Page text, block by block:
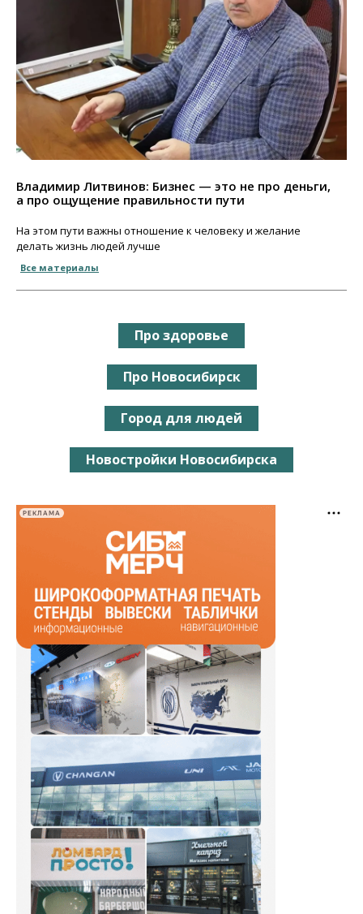
Владимир Литвинов: Бизнес — это не про деньги,
а про ощущение правильности пути
На этом пути важны отношение к человеку и желание
делать жизнь людей лучше
Все материалы
Про здоровье
Про Новосибирск
Город для людей
Новостройки Новосибирска
РЕКЛАМА